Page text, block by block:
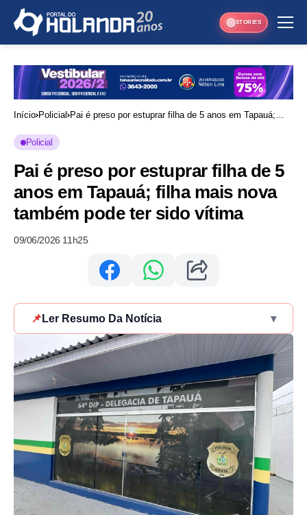
STORIES
Início Policial Pai é preso por estuprar filha de 5 anos em Tapauá;
Policial
Pai é preso por estuprar filha de 5
anos em Tapauá; filha mais nova
também pode ter sido vítima
09/06/2026 11h25
📌 Ler Resumo Da Notícia ▾